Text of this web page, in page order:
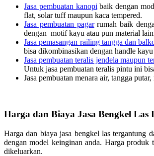
Jasa pembuatan kanopi baik dengan
flat, solar tuff maupun kaca tempered.
Jasa pembuatan pagarrumah baik
dengan motif kayu atau pun material
Jasa pemasangan railing tangga dan
bisa dikombinasikan dengan handle
Jasa pembuatan teralis jendela maupun
Untuk jasa pembuatan teralis pintu ini
Jasa pembuatan menara air, tangga
Harga dan Biaya Jasa Bengkel
Harga dan biaya jasa bengkel las tergantung
dengan model keinginan anda. Harga produk
dikeluarkan.